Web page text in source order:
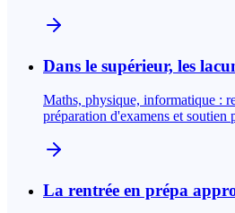
Dans le supérieur, les
Maths, physique, informatique :
préparation d'examens et soutien
La rentrée en prépa